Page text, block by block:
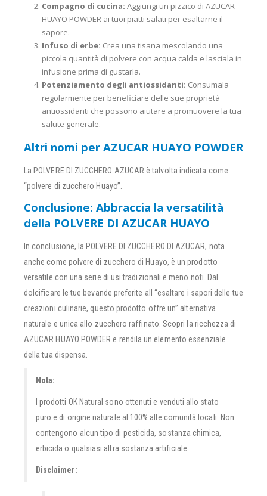
Compagno di cucina: Aggiungi un pizzico di AZUCAR
HUAYO POWDER ai tuoi piatti salati per esaltarne il
sapore.
Infuso di erbe: Crea una tisana mescolando una
piccola quantità di polvere con acqua calda e lasciala in
infusione prima di gustarla.
Potenziamento degli antiossidanti: Consumala
regolarmente per beneficiare delle sue proprietà
antiossidanti che possono aiutare a promuovere la tua
salute generale.
Altri nomi per AZUCAR HUAYO POWDER
La POLVERE DI ZUCCHERO AZUCAR è talvolta indicata come
“polvere di zucchero Huayo”.
Conclusione: Abbraccia la versatilità
della POLVERE DI AZUCAR HUAYO
In conclusione, la POLVERE DI ZUCCHERO DI AZUCAR, nota
anche come polvere di zucchero di Huayo, è un prodotto
versatile con una serie di usi tradizionali e meno noti. Dal
dolcificare le tue bevande preferite all “esaltare i sapori delle tue
creazioni culinarie, questo prodotto offre un” alternativa
naturale e unica allo zucchero raffinato. Scopri la ricchezza di
AZUCAR HUAYO POWDER e rendila un elemento essenziale
della tua dispensa.
Nota:
I prodotti OK Natural sono ottenuti e venduti allo stato
puro e di origine naturale al 100% alle comunità locali. Non
contengono alcun tipo di pesticida, sostanza chimica,
erbicida o qualsiasi altra sostanza artificiale.
Disclaimer: